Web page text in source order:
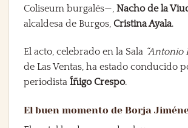
Coliseum burgalés—, Nacho de la
alcaldesa de Burgos, Cristina Ayala.
El acto, celebrado en la Sala “Antonio
de Las Ventas, ha estado conducido
periodista Íñigo Crespo.
El buen momento de Borja